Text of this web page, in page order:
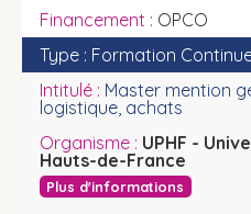
OPCO
Formation
Master mention
logistique, achats
UPHF -
Hauts-de-France
Plus d'informations